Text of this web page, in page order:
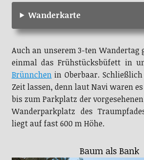
Wanderkarte
Auch an unserem 3-ten Wandertag
einmal das Frühstücksbüfett in
Brünnchenin Oberbaar.
Zeit lassen, denn laut Navi waren
bis zum Parkplatz der
Wanderparkplatz des
liegt auf fast 600 m Höhe.
Heidelandschaft